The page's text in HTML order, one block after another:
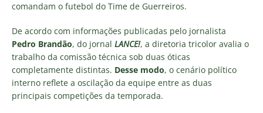
comandam o futebol do Time de Guerreiros.
De acordo com informações publicadas pelo jornalista
Pedro Brandão, do jornal LANCE!, a diretoria tricolor avalia o
trabalho da comissão técnica sob duas óticas
completamente distintas. Desse modo, o cenário político
interno reflete a oscilação da equipe entre as duas
principais competições da temporada.